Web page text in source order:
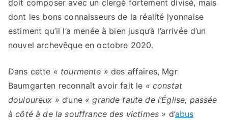
doit composer avec un clergé fortement divisé, mais
dont les bons connaisseurs de la réalité lyonnaise
estiment qu’il l’a menée à bien jusqu’à l’arrivée d’un
nouvel archevêque en octobre 2020.
Dans cette « tourmente » des affaires, Mgr
Baumgarten reconnaît avoir fait le « constat
douloureux » d’une « grande faute de l’Église, passée
à côté à de la souffrance des victimes » d’abus